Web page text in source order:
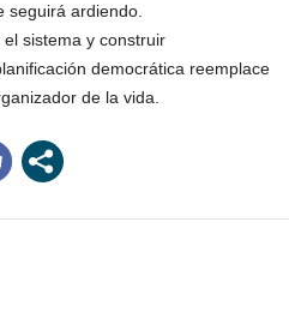
seguirá ardiendo.
sistema y construir
democrática reemplace
de la vida.